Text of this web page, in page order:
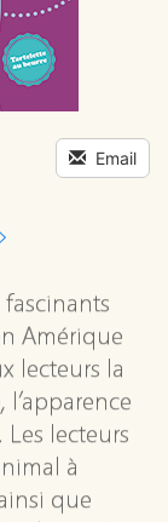
Email
Amérique
lecteurs la
lecteurs
à
que